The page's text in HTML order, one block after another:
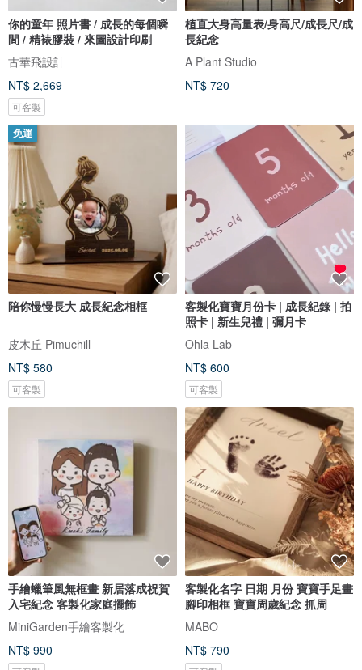
你的童年 照片書 / 成長的每個瞬
間 / 精裱膠裝 / 來圖設計印刷
古華飛設計
NT$ 2,669
可客製
植直大身高量表/身高尺/成長尺/成
長紀念
A Plant Studio
NT$ 720
免運
陪你慢慢長大 成長紀念相框
皮木丘 Pimuchill
NT$ 580
可客製
客製化寶寶月份卡 | 成長紀錄 | 拍
照卡 | 新生兒禮 | 彌月卡
Ohla Lab
NT$ 600
可客製
手繪蠟筆風無框畫 新居落成祝賀
入宅紀念 客製化家庭擺飾
MiniGarden手繪客製化
NT$ 990
客製化名字 日期 月份 寶寶手足畫
腳印相框 寶寶周歲紀念 抓周
MABO
NT$ 790